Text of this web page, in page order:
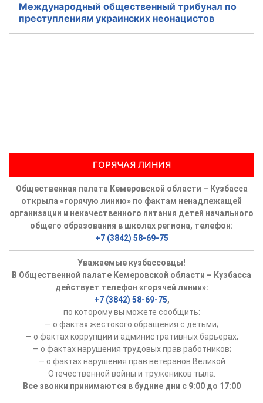
Международный общественный трибунал по
преступлениям украинских неонацистов
ГОРЯЧАЯ ЛИНИЯ
Общественная палата Кемеровской области – Кузбасса
открыла «горячую линию» по фактам ненадлежащей
организации и некачественного питания детей начального
общего образования в школах региона, телефон:
+7 (3842) 58-69-75
Уважаемые кузбассовцы!
В Общественной палате Кемеровской области – Кузбасса
действует телефон «горячей линии»:
+7 (3842) 58-69-75,
по которому вы можете сообщить:
— о фактах жестокого обращения с детьми;
— о фактах коррупции и административных барьерах;
— о фактах нарушения трудовых прав работников;
— о фактах нарушения прав ветеранов Великой
Отечественной войны и тружеников тыла.
Все звонки принимаются в будние дни с 9:00 до 17:00